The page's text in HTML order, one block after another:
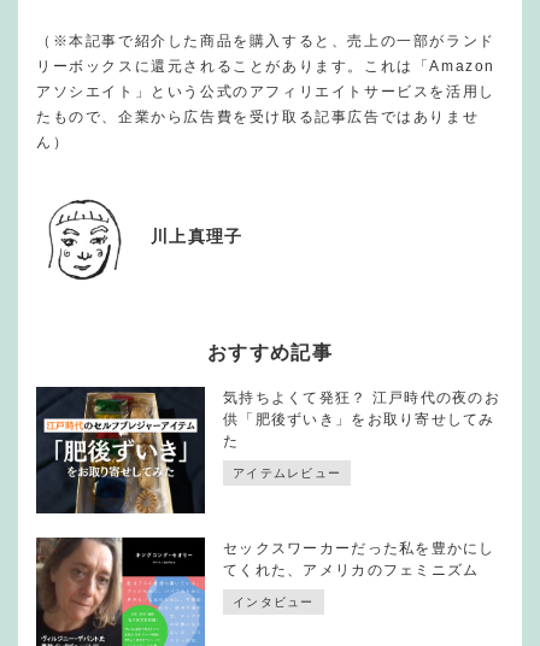
（※本記事で紹介した商品を購入すると、売上の一部がランド
リーボックスに還元されることがあります。これは「Amazon
アソシエイト」という公式のアフィリエイトサービスを活用し
たもので、企業から広告費を受け取る記事広告ではありませ
ん）
川上真理子
おすすめ記事
気持ちよくて発狂？ 江戸時代の夜のお
供「肥後ずいき」をお取り寄せしてみ
た
アイテムレビュー
セックスワーカーだった私を豊かにし
てくれた、アメリカのフェミニズム
インタビュー